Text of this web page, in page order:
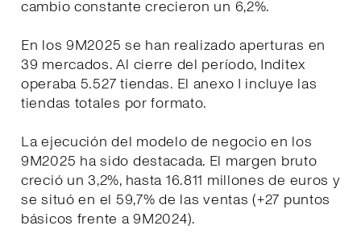
cambio constante crecieron un 6,2%.
En los 9M2025 se han realizado aperturas en
39 mercados. Al cierre del período, Inditex
operaba 5.527 tiendas. El anexo I incluye las
tiendas totales por formato.
La ejecución del modelo de negocio en los
9M2025 ha sido destacada. El margen bruto
creció un 3,2%, hasta 16.811 millones de euros y
se situó en el 59,7% de las ventas (+27 puntos
básicos frente a 9M2024).